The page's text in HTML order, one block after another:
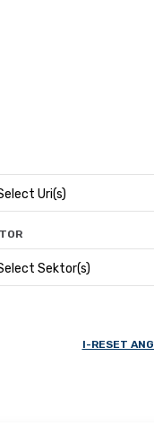
Uri(s)
Sektor(s)
I-RESET